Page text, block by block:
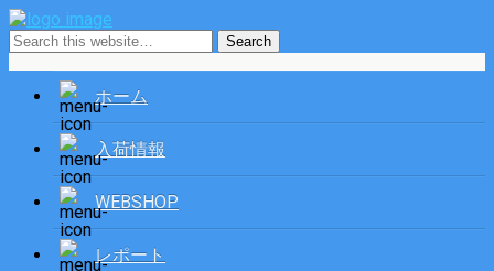
ホーム
入荷情報
WEBSHOP
レポート